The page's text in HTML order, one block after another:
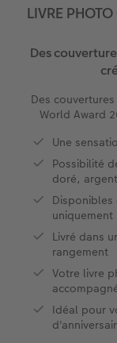
À
LIVRE
Des
Des
World Award
Une
Possibilité
doré,
Disponibles
uniquement
Livré dans
rangement
Votre livre
Idéal pour